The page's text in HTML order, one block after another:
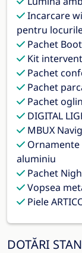
Incarcare
pentru
Pachet
Kit
Pachet
Pachet
Pachet
DIGITAL
MBUX
aluminiu
Pachet
Vopsea
Piele
DOTĂRI